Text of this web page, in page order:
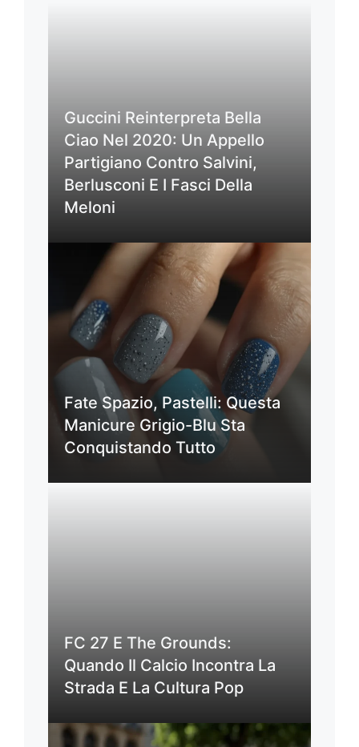
Guccini Reinterpreta Bella
Ciao Nel 2020: Un Appello
Partigiano Contro Salvini,
Berlusconi E I Fasci Della
Meloni
Fate Spazio, Pastelli: Questa
Manicure Grigio-Blu Sta
Conquistando Tutto
FC 27 E The Grounds:
Quando Il Calcio Incontra La
Strada E La Cultura Pop